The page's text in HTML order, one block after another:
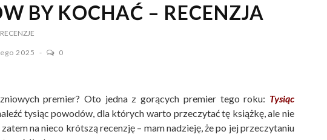
BY KOCHAĆ – RECENZJA
2025 0
premier? Oto jedna z gorących premier tego roku: Tysiąc
tysiąc powodów, dla których warto przeczytać tę książkę, ale nie
na nieco krótszą recenzję – mam nadzieję, że po jej przeczytaniu